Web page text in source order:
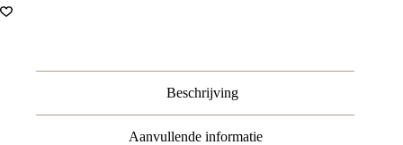
Jersey
Beschrijving
Aanvullende informatie